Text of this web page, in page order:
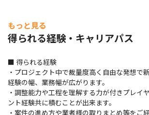
もっと見る
得られる経験・キャリアパス
■ 得られる経験
・プロジェクト中で裁量度高く自由な発想で
経験の幅、業務幅が広がります。
・調整能力や工程を理解する力が付きプレイ
ント経験共に積むことが出来ます。
・案件の進め方や業者様の取りまとめ等をご